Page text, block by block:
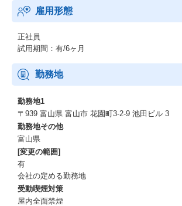
▽環境
・技術環境 GCP、Gitlab、Kubernetes、
使用言語 ：Python、Django、Vue.js、Vuetify
・大手物流業／大手製造業（自動車・自動車部
／大手通信事業者／SaaS
■その他 主なプロジェクト事例
・アジャイル・スクラムの考え方を用いたデー
ジェクト
・クラウド基盤開発・エッジクラウドサービス
・トラフィック増減に対応可能なECサイト構築
・セキュアなコンテナ利用環境構築支援プロジ
仕事の魅力
雇用形態
正社員
試用期間：有/6ヶ月
勤務地
勤務地1
〒939 富山県 富山市 花園町3-2-9 池田ビル 3
勤務地その他
富山県
[変更の範囲]
有
会社の定める勤務地
受動喫煙対策
屋内全面禁煙